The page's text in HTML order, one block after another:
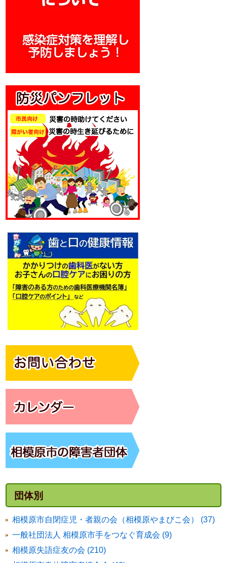
団体別
相模原市自閉症児・者親の会（相模原やまびこ会） (37)
一般社団法人 相模原市手をつなぐ育成会 (9)
相模原失語症友の会 (210)